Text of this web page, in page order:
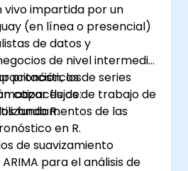
vivo impartida por un
(en línea o presencial)
de datos y
de nivel intermedio
pronósticos de series
flujos de trabajo de
R.
los
capaces de:
fundamentos de las
en R.
de suavizamiento
para el análisis de